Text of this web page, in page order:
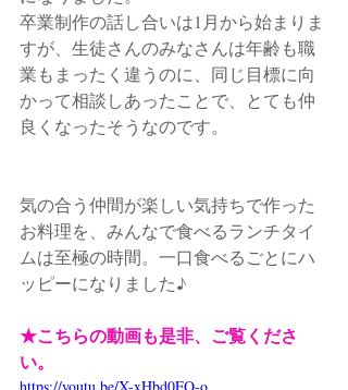
卒業制作の話し合いは1月から始まりま
すが、生徒さんのみなさんは年齢も職
業もまったく違うのに、同じ目標に向
かって相談しあったことで、とても仲
良くなったそうなのです。
気の合う仲間が楽しい気持ちで作った
お料理を、みんなで食べるランチタイ
ムは至極の時間。一口食べるごとにハ
ッピーになりました♪
★こちらの動画も是非、ご覧くださ
い。